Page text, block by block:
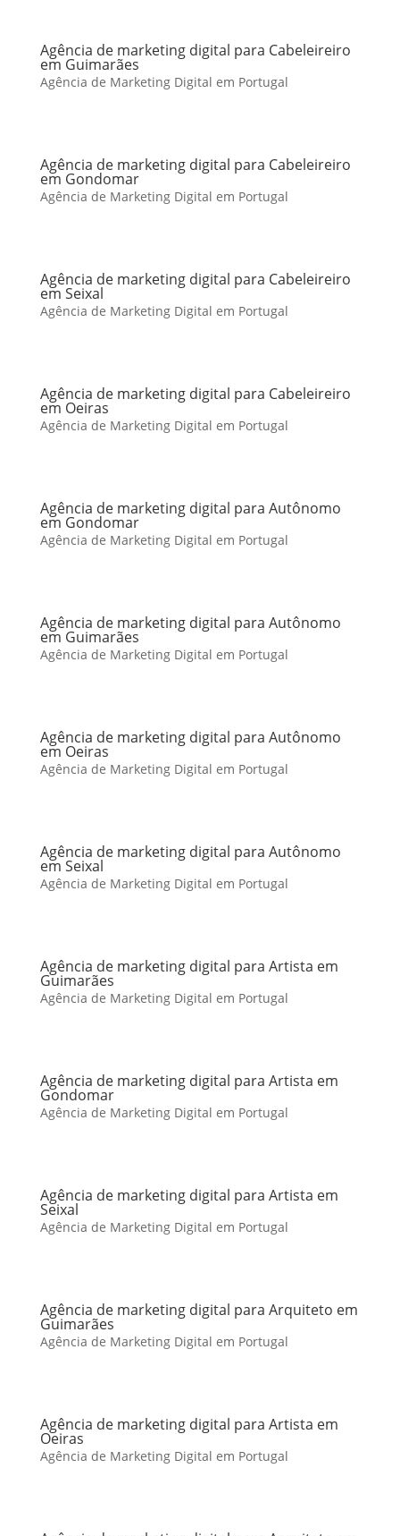
Agência de marketing digital para Cabeleireiro
em Guimarães
Agência de Marketing Digital em Portugal
Agência de marketing digital para Cabeleireiro
em Gondomar
Agência de Marketing Digital em Portugal
Agência de marketing digital para Cabeleireiro
em Seixal
Agência de Marketing Digital em Portugal
Agência de marketing digital para Cabeleireiro
em Oeiras
Agência de Marketing Digital em Portugal
Agência de marketing digital para Autônomo
em Gondomar
Agência de Marketing Digital em Portugal
Agência de marketing digital para Autônomo
em Guimarães
Agência de Marketing Digital em Portugal
Agência de marketing digital para Autônomo
em Oeiras
Agência de Marketing Digital em Portugal
Agência de marketing digital para Autônomo
em Seixal
Agência de Marketing Digital em Portugal
Agência de marketing digital para Artista em
Guimarães
Agência de Marketing Digital em Portugal
Agência de marketing digital para Artista em
Gondomar
Agência de Marketing Digital em Portugal
Agência de marketing digital para Artista em
Seixal
Agência de Marketing Digital em Portugal
Agência de marketing digital para Arquiteto em
Guimarães
Agência de Marketing Digital em Portugal
Agência de marketing digital para Artista em
Oeiras
Agência de Marketing Digital em Portugal